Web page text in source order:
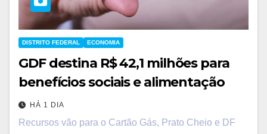
DISTRITO FEDERAL ECONOMIA
GDF destina R$ 42,1 milhões para
benefícios sociais e alimentação
HÁ 1 DIA
Recursos vão para o Cartão Gás, Prato Cheio e DF